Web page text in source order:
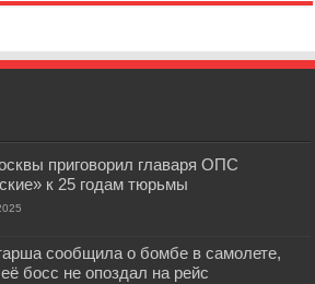
приговорил главаря ОПС
к 25 годам тюрьмы
сообщила о бомбе в самолете,
босс не опоздал на рейс